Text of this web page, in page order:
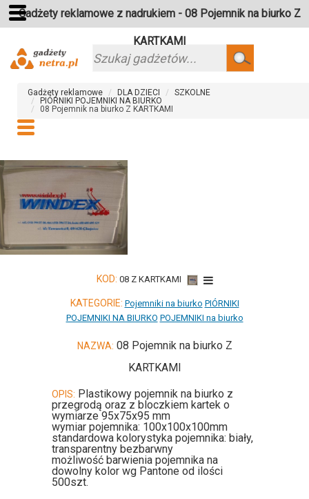
Gadżety reklamowe z nadrukiem - 08 Pojemnik na biurko Z
KARTKAMI
Szukaj
Gadżety reklamowe DLA DZIECI
SZKOLNE
PIÓRNIKI POJEMNIKI NA BIURKO
08 Pojemnik na biurko Z KARTKAMI
KOD: 08 Z KARTKAMI
KATEGORIE: Pojemniki na biurko PIÓRNIKI
POJEMNIKI NA BIURKO POJEMNIKI na biurko
NAZWA: 08 Pojemnik na biurko Z
KARTKAMI
OPIS: Plastikowy pojemnik na biurko z
przegrodą oraz z bloczkiem kartek o
wymiarze 95x75x95 mm
wymiar pojemnika: 100x100x100mm
standardowa kolorystyka pojemnika: biały,
transparentny bezbarwny
możliwość barwienia pojemnika na
dowolny kolor wg Pantone od ilości
500szt.